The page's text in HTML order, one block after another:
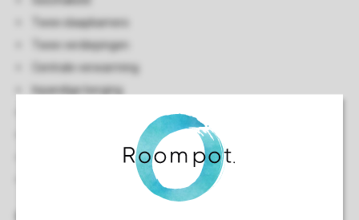
Twee slaapkamers
Twee verdiepingen
Centrale verwarming
Inpandige berging
In enkele accommodaties zijn huisdieren toegestaan